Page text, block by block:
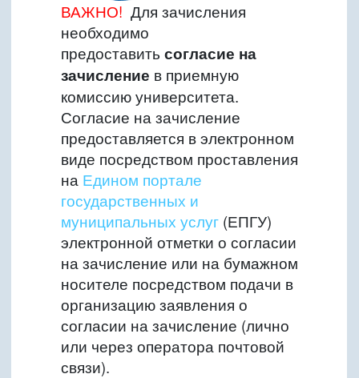
ВАЖНО! Для зачисления
необходимо
предоставить согласие на
зачисление в приемную
комиссию университета.
Согласие на зачисление
предоставляется в электронном
виде посредством проставления
на Едином портале
государственных и
муниципальных услуг (ЕПГУ)
электронной отметки о согласии
на зачисление или на бумажном
носителе посредством подачи в
организацию заявления о
согласии на зачисление (лично
или через оператора почтовой
связи).